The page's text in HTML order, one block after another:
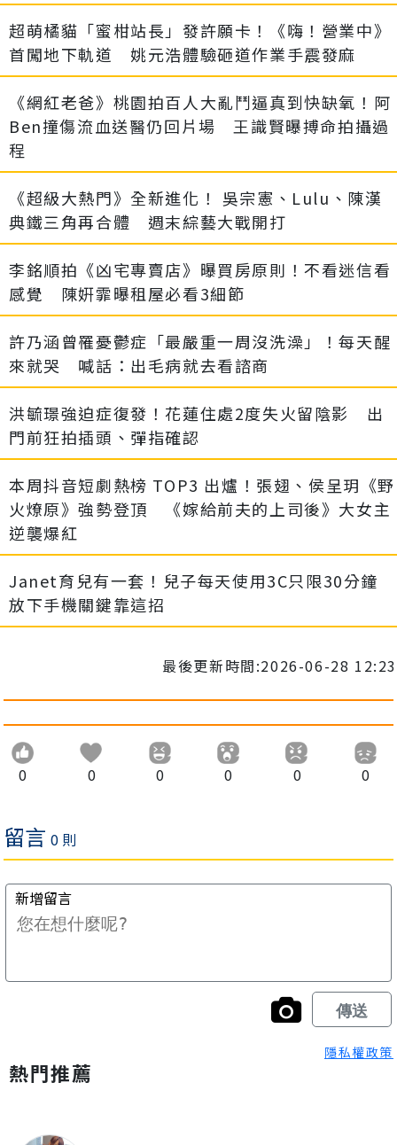
超萌橘貓「蜜柑站長」發許願卡！《嗨！營業中》
首闖地下軌道 姚元浩體驗砸道作業手震發麻
《網紅老爸》桃園拍百人大亂鬥逼真到快缺氧！阿
Ben撞傷流血送醫仍回片場 王識賢曝搏命拍攝過
程
《超級大熱門》全新進化！ 吳宗憲、Lulu、陳漢
典鐵三角再合體 週末綜藝大戰開打
李銘順拍《凶宅專賣店》曝買房原則！不看迷信看
感覺 陳姸霏曝租屋必看3細節
許乃涵曾罹憂鬱症「最嚴重一周沒洗澡」！每天醒
來就哭 喊話：出毛病就去看諮商
洪毓璟強迫症復發！花蓮住處2度失火留陰影 出
門前狂拍插頭、彈指確認
本周抖音短劇熱榜 TOP3 出爐！張翅、侯呈玥《野
火燎原》強勢登頂 《嫁給前夫的上司後》大女主
逆襲爆紅
Janet育兒有一套！兒子每天使用3C只限30分鐘
放下手機關鍵靠這招
最後更新時間:2026-06-28 12:23
0 0 0 0 0 0
隱私權政策
熱門推薦